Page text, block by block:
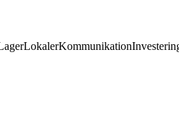
LokalerKommunikation